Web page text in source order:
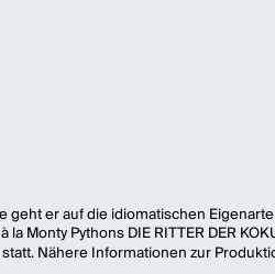
er auf die idiomatischen
Pythons DIE RITTER DER
Nähere Informationen zur